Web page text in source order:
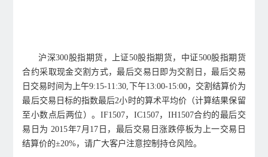
沪深300股指期货，上证50股指期货，中证500股指期货
合约采取现金交割方式，最后交易日即为交割日，最后交易
日交易时间为上午9:15-11:30,下午13:00-15:00，交割结算价为
最后交易日标的指数最后2小时的算术平均价（计算结果保留
至小数点后两位）。IF1507，IC1507，IH1507合约的最后交
易日为 2015年7月17日，最后交易日涨跌停板为上一交易日
结算价的±20%，请广大客户注意控制持仓风险。